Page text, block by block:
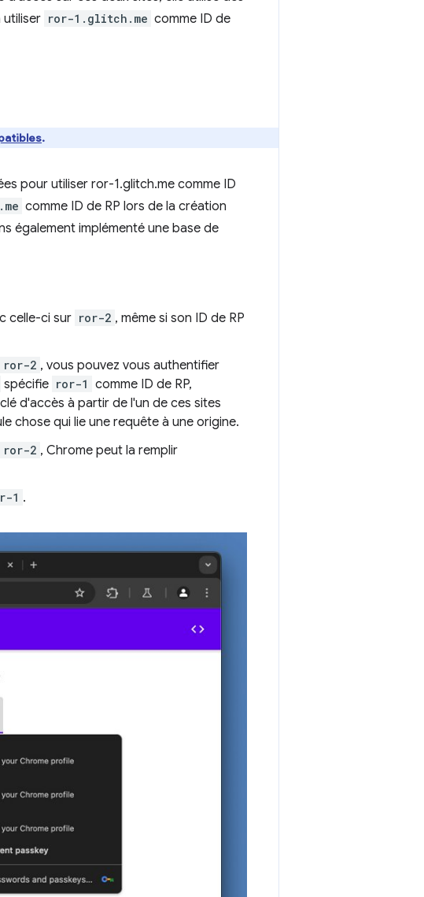
utiliser ror-1.glitch.me comme ID de
.
pour utiliser ror-1.glitch.me comme ID
comme ID de RP lors de la création
également implémenté une base de
celle-ci sur ror-2 , même si son ID de RP
ror-2 , vous pouvez vous authentifier
spécifie ror-1 comme ID de RP,
d'accès à partir de l'un de ces sites
chose qui lie une requête à une origine.
ror-2 , Chrome peut la remplir
1 .